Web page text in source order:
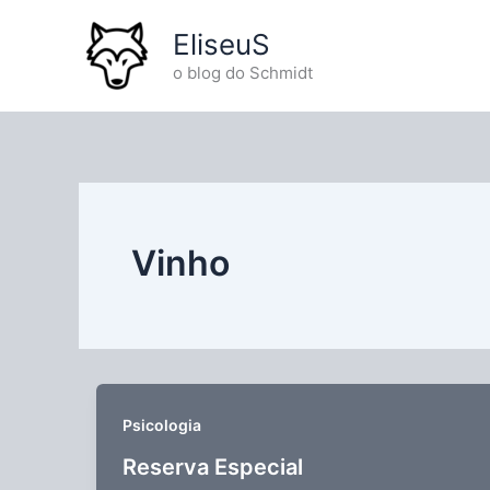
EliseuS
o blog do Schmidt
Vinho
Psicologia
Reserva Especial